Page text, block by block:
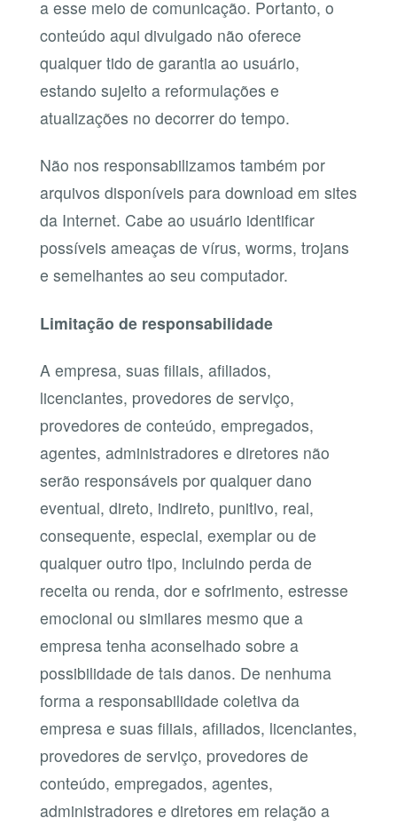
a esse meio de comunicação. Portanto, o
conteúdo aqui divulgado não oferece
qualquer tido de garantia ao usuário,
estando sujeito a reformulações e
atualizações no decorrer do tempo.
Não nos responsabilizamos também por
arquivos disponíveis para download em sites
da Internet. Cabe ao usuário identificar
possíveis ameaças de vírus, worms, trojans
e semelhantes ao seu computador.
Limitação de responsabilidade
A empresa, suas filiais, afiliados,
licenciantes, provedores de serviço,
provedores de conteúdo, empregados,
agentes, administradores e diretores não
serão responsáveis por qualquer dano
eventual, direto, indireto, punitivo, real,
consequente, especial, exemplar ou de
qualquer outro tipo, incluindo perda de
receita ou renda, dor e sofrimento, estresse
emocional ou similares mesmo que a
empresa tenha aconselhado sobre a
possibilidade de tais danos. De nenhuma
forma a responsabilidade coletiva da
empresa e suas filiais, afiliados, licenciantes,
provedores de serviço, provedores de
conteúdo, empregados, agentes,
administradores e diretores em relação a